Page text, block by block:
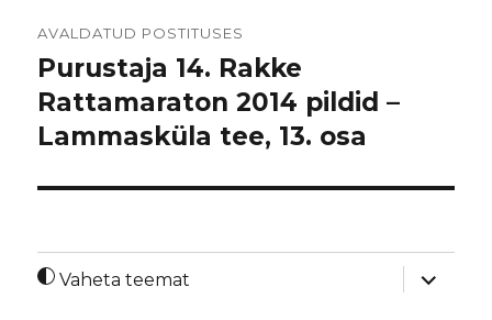
AVALDATUD POSTITUSES
Purustaja 14. Rakke
Rattamaraton 2014 pildid –
Lammasküla tee, 13. osa
Vaheta teemat
laienda